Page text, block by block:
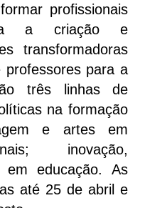
profissionais
a criação e
transformadoras
para a
três linhas de
na formação
e artes em
inovação,
em educação. As
até 25 de abril e